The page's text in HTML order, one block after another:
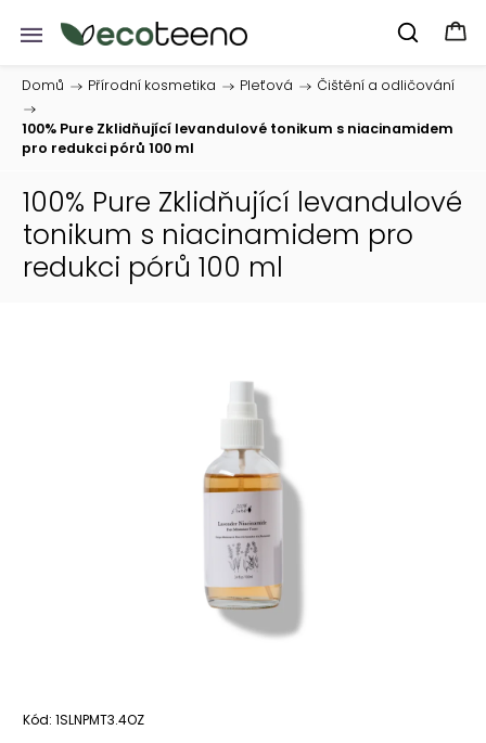
Domů / Přírodní kosmetika / Pleťová /
Čištění a odličování
/
100% Pure Zklidňující levandulové tonikum s niacinamidem
pro redukci pórů 100 ml
100% Pure Zklidňující levandulové
tonikum s niacinamidem pro
redukci pórů 100 ml
Kód: 1SLNPMT3.4OZ